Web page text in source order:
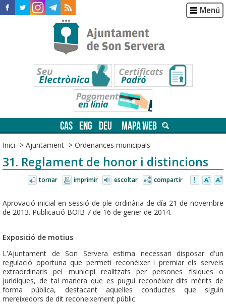
Menú
CAS ENG DEU MAPA WEB
Inici -> Ajuntament -> Ordenances municipals
31. Reglament de honor i distincions
tornar imprimir escoltar compartir
Aprovació inicial en sessió de ple ordinària de día 21 de novembre
de 2013. Publicació BOIB 7 de 16 de gener de 2014.
Exposició de motius
L'Ajuntament de Son Servera estima necessari disposar d'un
regulació oportuna que permeti reconèixer i premiar els serveis
extraordinaris pel municipi realitzats per persones físiques o
jurídiques, de tal manera que es pugui reconèixer dits mèrits de
forma pública, destacant aquelles conductes que siguin
mereixedors de dit reconeixement públic.